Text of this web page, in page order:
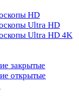
HD
Ultra HD
Ultra HD 4K
закрытые
открытые